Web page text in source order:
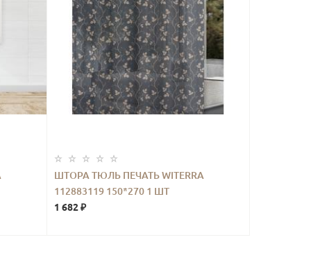
ШТОРА ТЮЛЬ ПЕЧАТЬ WITERRA
112883119 150*270 1 ШТ
1 682 ₽